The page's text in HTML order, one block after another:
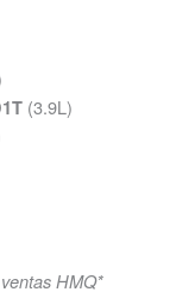
(3.9L)
HMQ*